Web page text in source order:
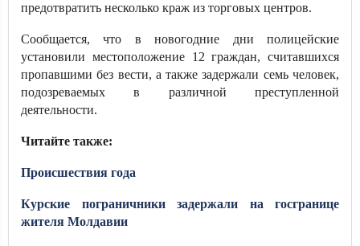
предотвратить несколько краж из торговых центров.
Сообщается, что в новогодние дни полицейские
установили местоположение 12 граждан, считавшихся
пропавшими без вести, а также задержали семь человек,
подозреваемых в различной преступленной
деятельности.
Читайте также:
Происшествия года
Курские пограничники задержали на госгранице
жителя Молдавии